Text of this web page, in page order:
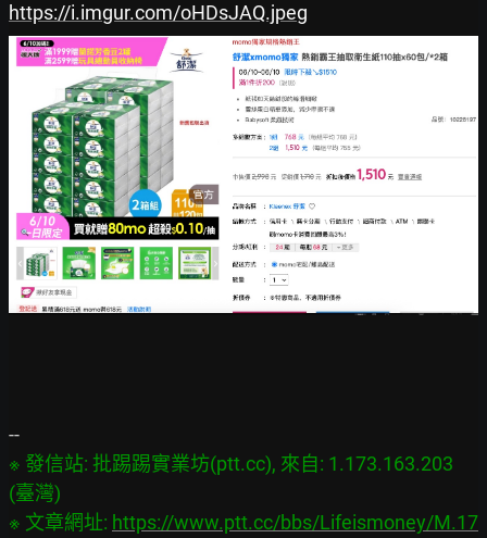
https://i.imgur.com/oHDsJAQ.jpeg
※ 發信站: 批踢踢實業坊(ptt.cc), 來自: 1.173.163.203
(臺灣)
※ 文章網址: https://www.ptt.cc/bbs/Lifeismoney/M.17